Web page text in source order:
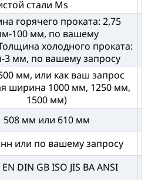
стали Ms
горячего проката: 2,75
100 мм, по вашему
холодного проката:
3 мм, по вашему запросу
мм, или как ваш запрос
ширина 1000 мм, 1250 мм,
1500 мм)
508 мм или 610 мм
или по вашему запросу
DIN GB ISO JIS BA ANSI